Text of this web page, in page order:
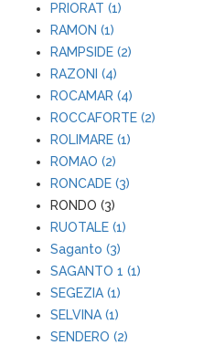
PRIORAT (1)
RAMON (1)
RAMPSIDE (2)
RAZONI (4)
ROCAMAR (4)
ROCCAFORTE (2)
ROLIMARE (1)
ROMAO (2)
RONCADE (3)
RONDO (3)
RUOTALE (1)
Saganto (3)
SAGANTO 1 (1)
SEGEZIA (1)
SELVINA (1)
SENDERO (2)